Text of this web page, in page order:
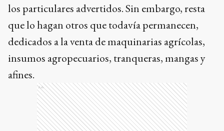
los particulares advertidos. Sin embargo, resta
que lo hagan otros que todavía permanecen,
dedicados a la venta de maquinarias agrícolas,
insumos agropecuarios, tranqueras, mangas y
afines.
Ads